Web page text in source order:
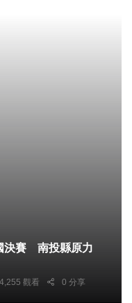
決賽 南投縣原力
4,255 觀看 0 分享